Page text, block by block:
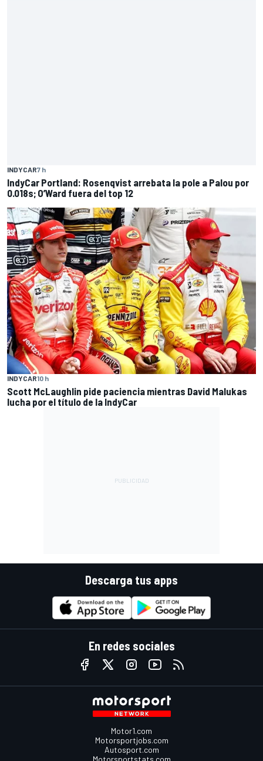
INDYCAR7 h
IndyCar Portland: Rosenqvist arrebata la pole a Palou por
0.018s; O’Ward fuera del top 12
INDYCAR10 h
Scott McLaughlin pide paciencia mientras David Malukas
lucha por el título de la IndyCar
Descarga tus apps
En redes sociales
Motor1.com
Motorsportjobs.com
Autosport.com
Motorsportstats.com